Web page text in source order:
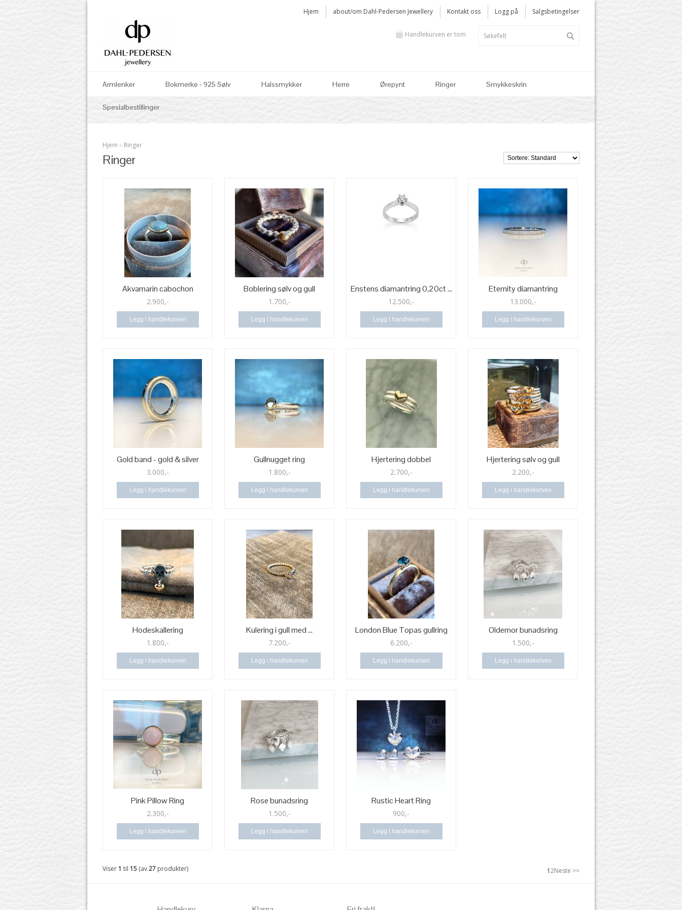
Handlekurven er tom
Hjem about/om Dahl-Pedersen Jewellery Kontakt oss Logg på Salgsbetingelser
Armlenker Bokmerke - 925 Sølv Halssmykker Herre Ørepynt Ringer Smykkeskrin
Spesialbestillinger
Hjem » Ringer
Ringer
Akvamarin cabochon
2.900,-
Legg i handlekurven
Boblering sølv og gull
1.700,-
Legg i handlekurven
Enstens diamantring 0,20ct ...
12.500,-
Legg i handlekurven
Eternity diamantring
13.000,-
Legg i handlekurven
Gold band - gold & silver
3.000,-
Legg i handlekurven
Gullnugget ring
1.800,-
Legg i handlekurven
Hjertering dobbel
2.700,-
Legg i handlekurven
Hjertering sølv og gull
2.200,-
Legg i handlekurven
Hodeskallering
1.800,-
Legg i handlekurven
Kulering i gull med ...
7.200,-
Legg i handlekurven
London Blue Topas gullring
6.200,-
Legg i handlekurven
Oldemor bunadsring
1.500,-
Legg i handlekurven
Pink Pillow Ring
2.300,-
Legg i handlekurven
Rose bunadsring
1.500,-
Legg i handlekurven
Rustic Heart Ring
900,-
Legg i handlekurven
12Neste >>
Viser1 til 15 (av27 produkter)